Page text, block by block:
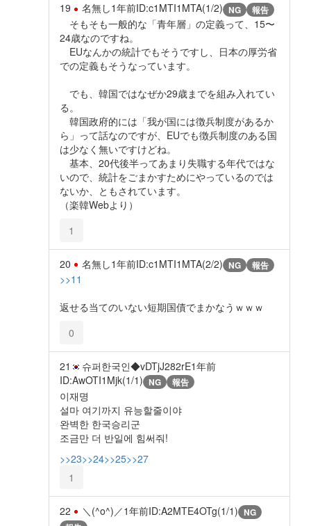
19 名無し1年前ID:c1MTI1MTA(1/2) NG 報告
そもそも一般的な「青年層」の定義って、15〜
24歳なのですね。
EUなんかの統計でもそうですし、日本の厚労省
での定義もそうなっています。
でも、韓国ではなぜか29歳までを組み入れてい
る。
韓国政府的には「我が国には徴兵制度があるか
ら」って話なのですが、EUでも徴兵制度のある国
は少なく無いですけどね。
基本、20代後半ってあまり失職する年代ではな
いので、統計をごまかすためにやっているのでは
ないか、ともされています。
（楽韓Webより）
1
20 名無し1年前ID:c1MTI1MTA(2/2) NG 報告
>>11
返せる当てのいない短期国債でまかなうｗｗｗ
0
21 슈퍼한국인◆vDTjJ282rE1年前
ID:AwOTI1Mjk(1/1) NG 報告
이재명
설마 여기까지 유능할줄이야
완벽한 한국승리군
조금만 더 반일에 힘써줘!
>>23>>24>>25>>27
1
22 ＼(^o^)／1年前ID:A2MTE4OTg(1/1) NG